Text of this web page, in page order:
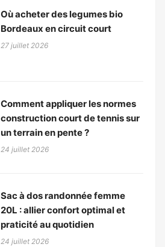
Où acheter des legumes bio
Bordeaux en circuit court
27 juillet 2026
Comment appliquer les normes
construction court de tennis sur
un terrain en pente ?
24 juillet 2026
Sac à dos randonnée femme
20L : allier confort optimal et
praticité au quotidien
24 juillet 2026